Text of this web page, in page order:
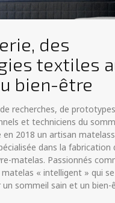
des
textiles
bien-être
recherches, de
et techniciens du
2018 un artisan
dans la fabrication
matelas. Passionnés
« intelligent » qui
sommeil sain et un bien-